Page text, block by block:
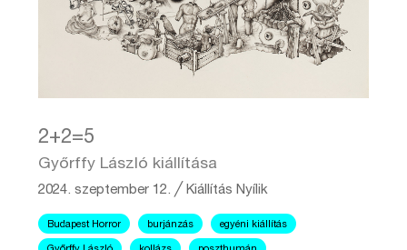
2+2=5
Győrffy László kiállítása
2024. szeptember 12. ╱Kiállítás Nyílik
Budapest Horror burjánzás egyéni kiállítás